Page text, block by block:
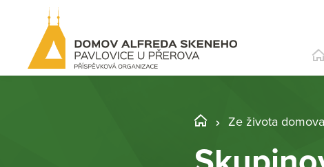
Ze života domova